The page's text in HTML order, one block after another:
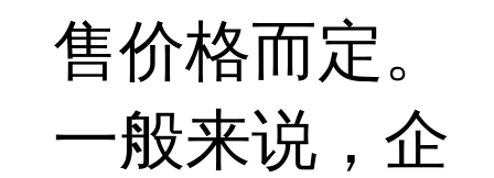
售价格而定。
一般来说，企